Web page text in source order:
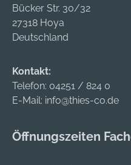
Bücker Str. 30/32
27318 Hoya
Deutschland
Kontakt:
Telefon: 04251 / 824 0
E-Mail: info@thies-co.de
Öffnungszeiten